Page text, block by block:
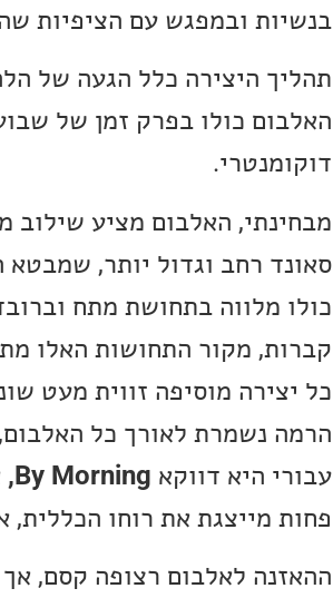
בנשיות ובמפגש עם הציפיות
תהליך היצירה כלל הגעה של
האלבום כולו בפרק זמן של
דוקומנטרי.
מבחינתי, האלבום מציע שילוב
סאונד רחב וגדול יותר,
כולו מלווה בתחושת מתח
קברות, מקור התחושות האלו
כל יצירה מוסיפה זווית מעט
הרמה נשמרת לאורך כל
עבורי היא דווקא By Morning,
פחות מייצגת את רוחו הכללית,
ההאזנה לאלבום רצופה קסם,